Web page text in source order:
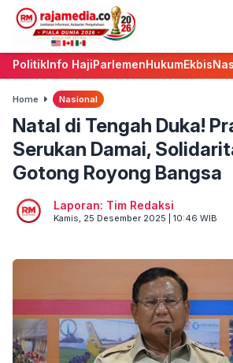
PolitikInfo HajiParlemenHukumEkbis
Home Nasional
Natal di Tengah Duka!
Serukan Damai,
Gotong Royong Bangsa
Laporan: Tim Redaksi
Kamis, 25 Desember 2025 | 10:46 WIB